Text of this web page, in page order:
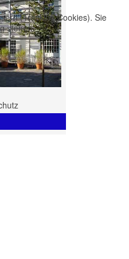
(Tracking Cookies). Sie
stehen.